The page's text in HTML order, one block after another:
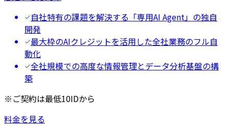
自社特有の課題を解決する「専用AI Agent」の独自
開発
最大枠のAIクレジットを活用した全社業務のフル自
動化
全社規模での高度な情報管理とデータ分析基盤の構
築
※ご契約は最低10IDから
料金を見る